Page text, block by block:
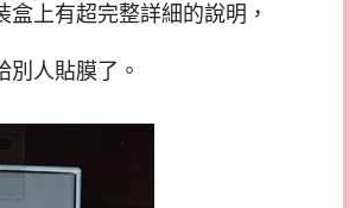
盒上有超完整詳細的說明，
別人貼膜了。